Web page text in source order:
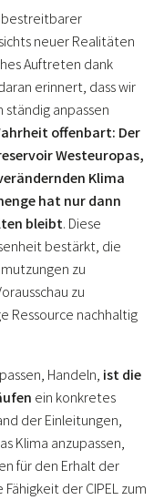
neuer Realitäten
Auftreten dank
erinnert, dass wir
anpassen
offenbart: Der
Westeuropas,
Klima
hat nur dann
bleibt. Diese
bestärkt, die
zu
zu
Ressource nachhaltig
Handeln, ist die
ein konkretes
der Einleitungen,
Klima anzupassen,
für den Erhalt der
der CIPEL zum